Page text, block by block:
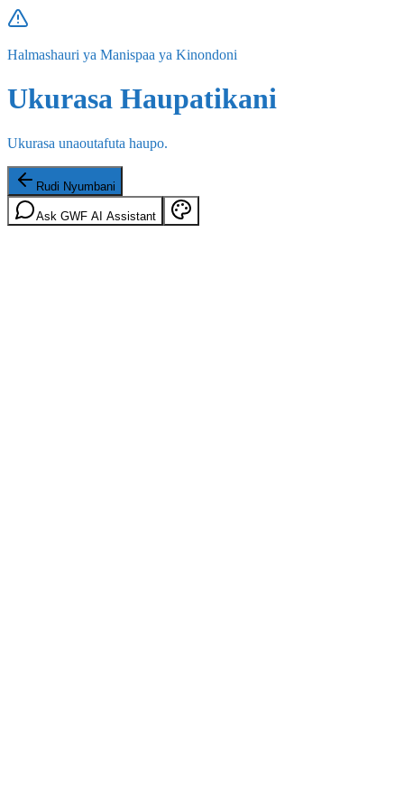
Halmashauri ya Manispaa ya Kinondoni
Ukurasa Haupatikani
Ukurasa unaoutafuta haupo.
Rudi Nyumbani
Ask GWF AI Assistant